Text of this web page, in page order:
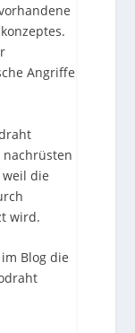
Angriffe
die
wird.
Blog die